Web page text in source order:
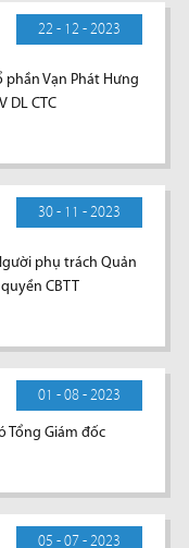
22 - 12 - 2023
phần Vạn Phát Hưng
DL CTC
30 - 11 - 2023
phụ trách Quản
CBTT
01 - 08 - 2023
Tổng Giám đốc
05 - 07 - 2023